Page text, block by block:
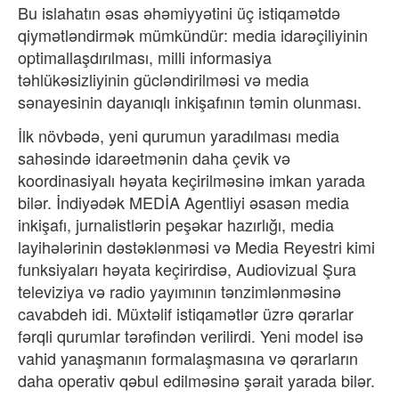
Bu islahatın əsas əhəmiyyətini üç istiqamətdə
qiymətləndirmək mümkündür: media idarəçiliyinin
optimallaşdırılması, milli informasiya
təhlükəsizliyinin gücləndirilməsi və media
sənayesinin dayanıqlı inkişafının təmin olunması.
İlk növbədə, yeni qurumun yaradılması media
sahəsində idarəetmənin daha çevik və
koordinasiyalı həyata keçirilməsinə imkan yarada
bilər. İndiyədək MEDİA Agentliyi əsasən media
inkişafı, jurnalistlərin peşəkar hazırlığı, media
layihələrinin dəstəklənməsi və Media Reyestri kimi
funksiyaları həyata keçirirdisə, Audiovizual Şura
televiziya və radio yayımının tənzimlənməsinə
cavabdeh idi. Müxtəlif istiqamətlər üzrə qərarlar
fərqli qurumlar tərəfindən verilirdi. Yeni model isə
vahid yanaşmanın formalaşmasına və qərarların
daha operativ qəbul edilməsinə şərait yarada bilər.